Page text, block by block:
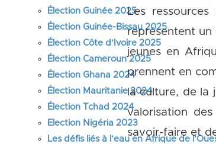
Élection Guinée 2025
Élection Guinée-Bissau 2025
Élection Côte d’Ivoire 2025
Élection Cameroun 2025
Élection Ghana 2024
Élection Mauritanie 2024
Élection Tchad 2024
Election Nigéria 2023
Les défis liés à l’eau en Afrique de
Les
représentent
jeunes en
prennent en
la culture, de la
valorisation
savoir-faire et